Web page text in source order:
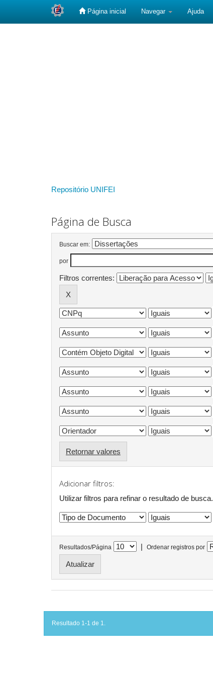
Página inicial Navegar Ajuda
Repositório UNIFEI
Página de Busca
Buscar em:
por
Filtros correntes:
Retornar valores
Adicionar filtros:
Utilizar filtros para refinar o resultado de busca.
Resultados/Página | Ordenar registros por
Resultado 1-1 de 1.